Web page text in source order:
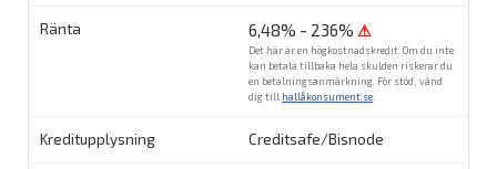
6,48% - 236% ⚠
Det här är en högkostnadskredit. Om du inte
kan betala tillbaka hela skulden riskerar du
en betalningsanmärkning. För stöd, vänd
dig till hallåkonsument.se
Creditsafe/Bisnode